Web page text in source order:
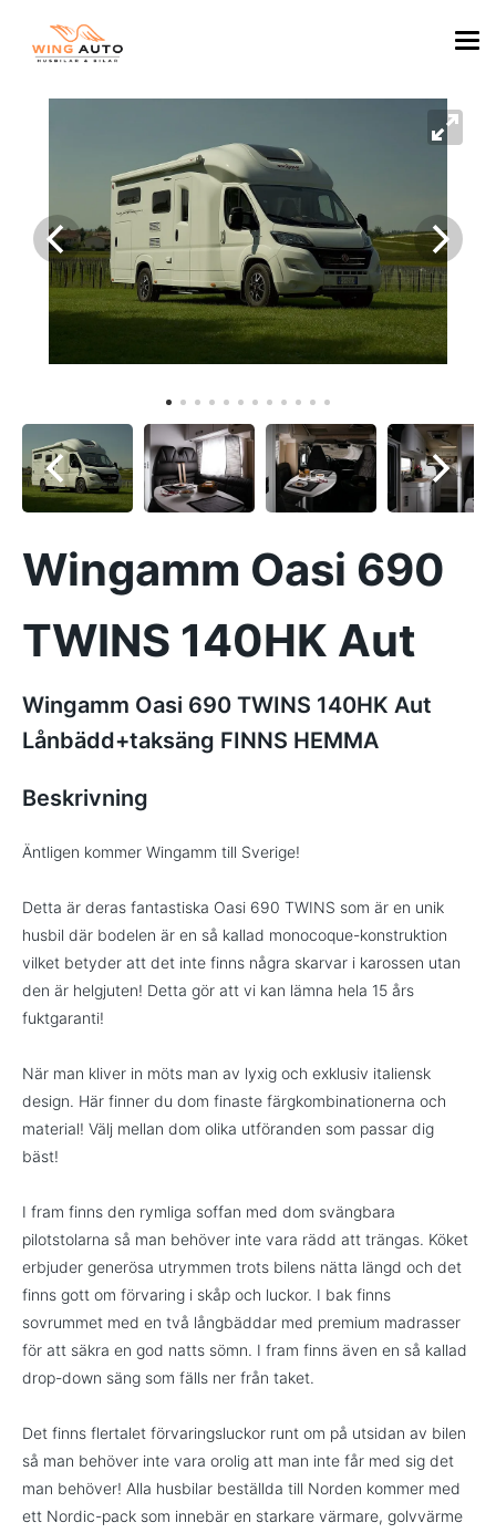
Wingamm Oasi 690
TWINS 140HK Aut
Wingamm Oasi 690 TWINS 140HK Aut
Lånbädd+taksäng FINNS HEMMA
Beskrivning
Äntligen kommer Wingamm till Sverige!
Detta är deras fantastiska Oasi 690 TWINS som är en unik
husbil där bodelen är en så kallad monocoque-konstruktion
vilket betyder att det inte finns några skarvar i karossen utan
den är helgjuten! Detta gör att vi kan lämna hela 15 års
fuktgaranti!
När man kliver in möts man av lyxig och exklusiv italiensk
design. Här finner du dom finaste färgkombinationerna och
material! Välj mellan dom olika utföranden som passar dig
bäst!
I fram finns den rymliga soffan med dom svängbara
pilotstolarna så man behöver inte vara rädd att trängas. Köket
erbjuder generösa utrymmen trots bilens nätta längd och det
finns gott om förvaring i skåp och luckor. I bak finns
sovrummet med en två långbäddar med premium madrasser
för att säkra en god natts sömn. I fram finns även en så kallad
drop-down säng som fälls ner från taket.
Det finns flertalet förvaringsluckor runt om på utsidan av bilen
så man behöver inte vara orolig att man inte får med sig det
man behöver! Alla husbilar beställda till Norden kommer med
ett Nordic-pack som innebär en starkare värmare, golvvärme